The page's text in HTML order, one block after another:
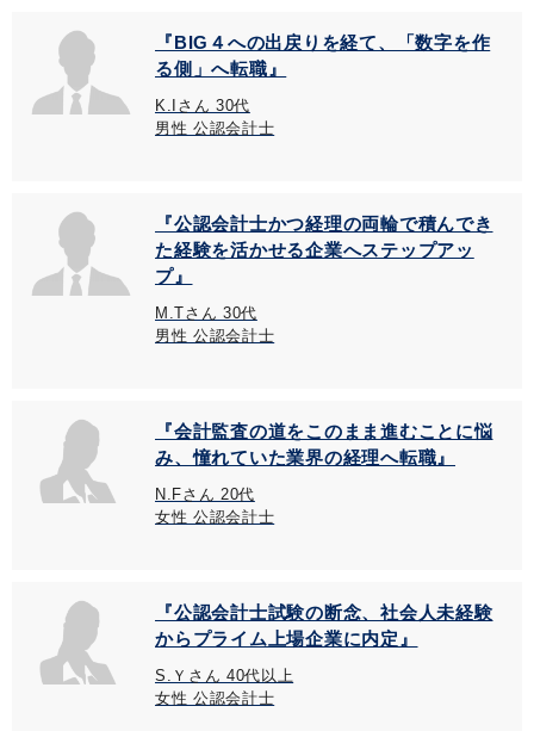
『BIG４への出戻りを経て、「数字を作
る側」へ転職』
K.Iさん 30代
男性 公認会計士
『公認会計士かつ経理の両輪で積んでき
た経験を活かせる企業へステップアッ
プ』
M.Tさん 30代
男性 公認会計士
『会計監査の道をこのまま進むことに悩
み、憧れていた業界の経理へ転職』
N.Fさん 20代
女性 公認会計士
『公認会計士試験の断念、社会人未経験
からプライム上場企業に内定』
S.Ｙさん 40代以上
女性 公認会計士